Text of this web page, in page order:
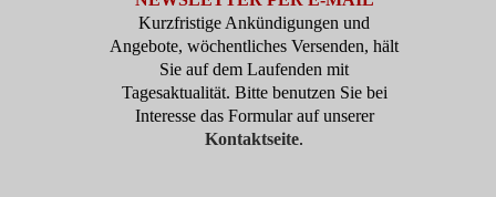
Kurzfristige Ankündigungen und
Angebote, wöchentliches Versenden, hält
Sie auf dem Laufenden mit
Tagesaktualität. Bitte benutzen Sie bei
Interesse das Formular auf unserer
Kontaktseite.